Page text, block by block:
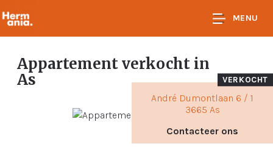
MENU
Appartement verkocht in
As
André Dumontlaan 6 / 1
3665 As
Contacteer ons
VERKOCHT